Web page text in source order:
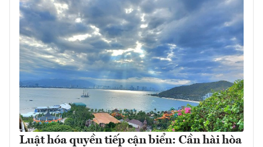
Luật hóa quyền tiếp cận biển: Cần hài hòa